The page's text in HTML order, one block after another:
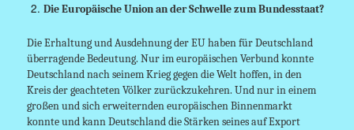
Die Europäische Union an der Schwelle zum Bundesstaat?
Die Erhaltung und Ausdehnung der EU haben für Deutschland
überragende Bedeutung. Nur im europäischen Verbund konnte
Deutschland nach seinem Krieg gegen die Welt hoffen, in den
Kreis der geachteten Völker zurückzukehren. Und nur in einem
großen und sich erweiternden europäischen Binnenmarkt
konnte und kann Deutschland die Stärken seines auf Export